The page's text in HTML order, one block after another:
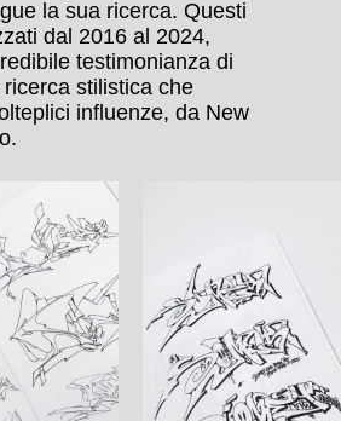
la sua ricerca. Questi
dal 2016 al 2024,
testimonianza di
stilistica che
influenze, da New